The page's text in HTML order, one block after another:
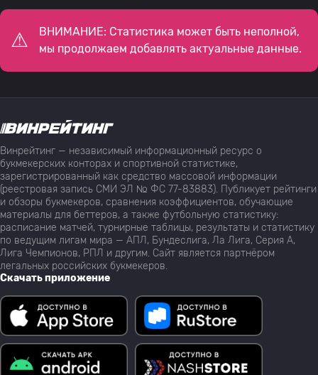
ВНИМАНИЕ: Статистика может быть неполной,
мы продолжаем добавлять актуальные данные.
Винрейтинг — независимый информационный ресурс о
букмекерских конторах и спортивной статистике,
зарегистрированный как средство массовой информации
(реестровая запись СМИ ЭЛ № ФС 77-83883). Публикует рейтинги
и обзоры букмекеров, сравнения коэффициентов, обучающие
материалы для беттеров, а также футбольную статистику:
расписание матчей, турнирные таблицы, результаты и статистику
по ведущим лигам мира — АПЛ, Бундеслига, Ла Лига, Серия А,
Лига Чемпионов, РПЛ и другим. Сайт является партнёром
легальных российских букмекеров.
Скачать приложение